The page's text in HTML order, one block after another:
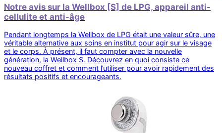
Notre avis sur la Wellbox [S] de LPG, appareil anti-
cellulite et anti-âge
Pendant longtemps la Wellbox de LPG était une valeur sûre, une
véritable alternative aux soins en institut pour agir sur le visage
et le corps. À présent, il faut compter avec la nouvelle
génération, la Wellbox S. Découvrez en quoi consiste ce
nouveau coffret et comment l’utiliser pour avoir rapidement des
résultats positifs et encourageants.